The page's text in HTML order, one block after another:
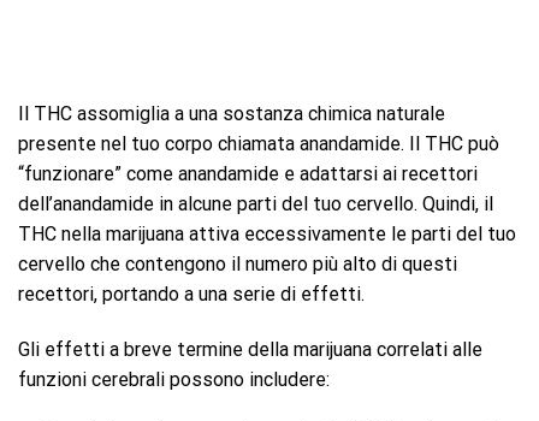
Il THC assomiglia a una sostanza chimica naturale
presente nel tuo corpo chiamata anandamide. Il THC può
“funzionare” come anandamide e adattarsi ai recettori
dell’anandamide in alcune parti del tuo cervello. Quindi, il
THC nella marijuana attiva eccessivamente le parti del tuo
cervello che contengono il numero più alto di questi
recettori, portando a una serie di effetti.
Gli effetti a breve termine della marijuana correlati alle
funzioni cerebrali possono includere: